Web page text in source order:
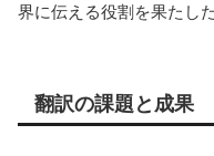
界に伝える役割を果たし
翻訳の課題と成果